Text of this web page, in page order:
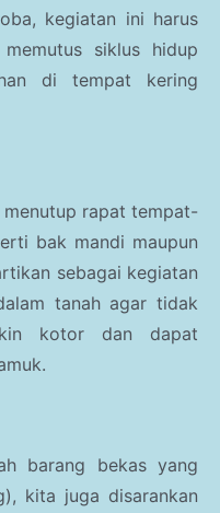
kegiatan ini harus
siklus hidup
di tempat kering
rapat tempat-
bak mandi maupun
sebagai kegiatan
tanah agar tidak
kotor dan dapat
barang bekas yang
kita juga disarankan